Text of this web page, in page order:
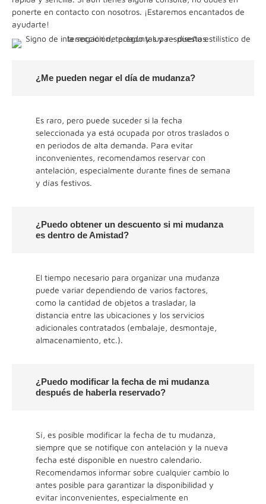
ponerte en contacto con nosotros. ¡Estaremos encantados de
ayudarte!
¿Me pueden negar el día de mudanza?
Es raro, pero puede suceder si la fecha
seleccionada ya está ocupada por otros traslados o
en periodos de alta demanda. Para evitar
inconvenientes, recomendamos reservar con
antelación, especialmente durante fines de semana
y días festivos.
¿Puedo obtener un descuento si mi mudanza
es dentro de Amistad?
El tiempo necesario para organizar una mudanza
puede variar dependiendo de varios factores,
como la cantidad de objetos a trasladar, la
distancia entre las ubicaciones y los servicios
adicionales contratados (embalaje, desmontaje,
almacenamiento, etc.).
¿Puedo modificar la fecha de mi mudanza
después de haberla reservado?
Sí, es posible modificar la fecha de tu mudanza,
siempre que se notifique con antelación y la nueva
fecha esté disponible en nuestro calendario.
Recomendamos informar sobre cualquier cambio lo
antes posible para garantizar la disponibilidad y
evitar inconvenientes, especialmente en